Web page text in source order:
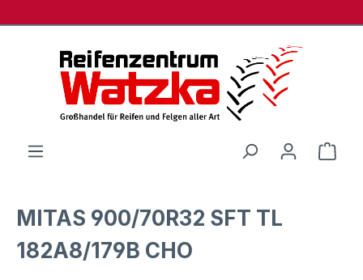
MITAS 900/70R32 SFT TL
182A8/179B CHO